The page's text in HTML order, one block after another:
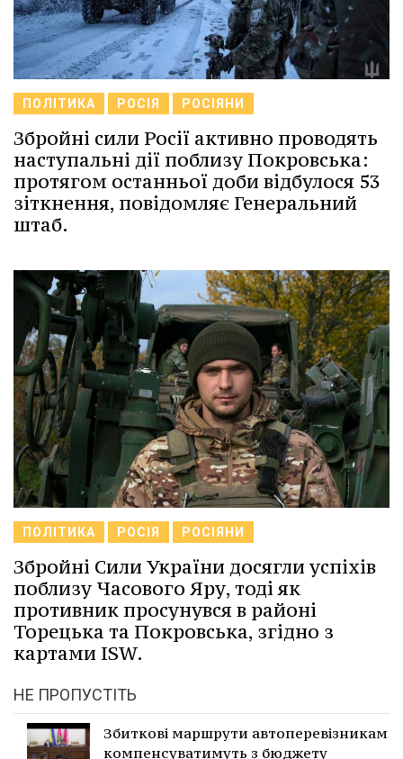
ПОЛІТИКА РОСІЯ РОСІЯНИ
Збройні сили Росії активно проводять
наступальні дії поблизу Покровська:
протягом останньої доби відбулося 53
зіткнення, повідомляє Генеральний
штаб.
ПОЛІТИКА РОСІЯ РОСІЯНИ
Збройні Сили України досягли успіхів
поблизу Часового Яру, тоді як
противник просунувся в районі
Торецька та Покровська, згідно з
картами ISW.
НЕ ПРОПУСТІТЬ
Збиткові маршрути автоперевізникам
компенсуватимуть з бюджету